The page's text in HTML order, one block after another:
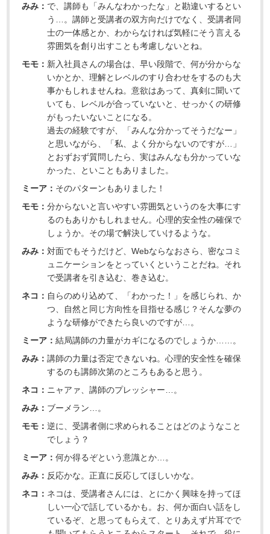
みみ： で、講師も「みんなわかったな」と勘違いするとい
う…。講師と受講者の双方向だけでなく、受講者同
士の一体感とか、わからなければ気軽にそう言える
雰囲気を創り出すことも考慮しないとね。
モモ： 新入社員さんの場合は、早い段階で、何が分からな
いかとか、理解とレベルのすり合わせをするのも大
事かもしれませんね。意欲はあって、真剣に聞いて
いても、レベルが合っていないと、せっかくの研修
がもったいないことになる。
過去の経験ですが、「みんな分かってそうだなー」
と思いながら、「私、よく分からないのですが…」
とおずおず質問したら、実はみんなも分かっていな
かった、といこともありました。
ミーア： そのパターンもありました！
モモ：分からないと言いやすい雰囲気というのを大事にす
るのもありかもしれません。心理的安全性の確保で
しょうか。その場で解決していけるような。
みみ：対面でもそうだけど、Webならなおさら、密なコミ
ュニケーションをとっていくということだね。それ
で受講者を引き込む、巻き込む。
ネコ： 自らのめり込めて、「わかった！」を感じられ、か
つ、自然と同じ方向性を目指せる感じ？そんな夢の
ような研修ができたら良いのですが…。
ミーア：結局講師の力量がカギになるのでしょうか……。
みみ：講師の力量は否定できないね。心理的安全性を確保
するのも講師次第のところもあると思う。
ネコ： ニャアァ、講師のプレッシャー…。
みみ： ブーメラン…。
モモ：逆に、受講者側に求められることはどのようなこと
でしょう？
ミーア：何か得るぞという意識とか…。
みみ： 反応かな。正直に反応してほしいかな。
ネコ： ネコは、受講者さんには、とにかく興味を持ってほ
しい一心で話しているかも。お、何か面白い話をし
ているぞ、と思ってもらえて、とりあえず片耳でで